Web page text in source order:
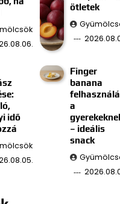
ötletek
idő
Finger
banana
a
– ideális
snack